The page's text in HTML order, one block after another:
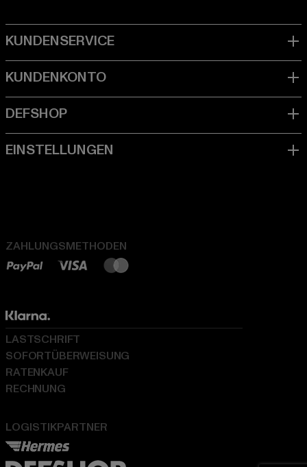
ZAHLUNGSMETHODEN
LOGISTIKPARTNER
LASTSCHRIFT
SOFORTÜBERWEISUNG
RATENKAUF
RECHNUNG